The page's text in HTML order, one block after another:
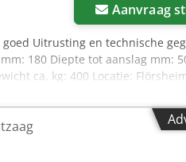
Aanvraag
Uitrusting en technische
180 Diepte tot aanslag mm:
ca. kg: 400 Locatie: